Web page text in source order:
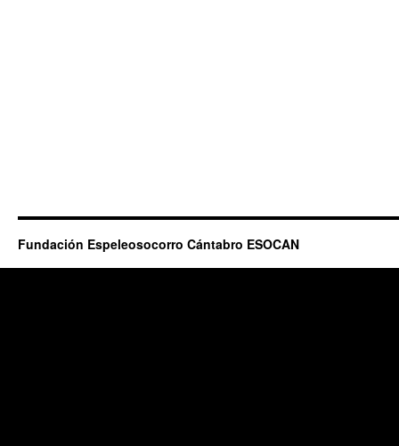
Fundación Espeleosocorro Cántabro ESOCAN